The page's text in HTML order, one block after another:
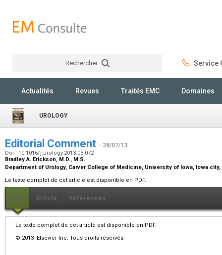
Rechercher Service
Actualités Revues Traités EMC Domaines
UROLOGY
Editorial Comment - 28/07/13
Doi : 10.1016/j.urology.2013.03.072
Bradley A. Erickson, M.D., M.S.
Department of Urology, Carver College of Medicine, University of Iowa, Iowa
Le texte complet de cet article est disponible en PDF.
PDF Article Références
Le texte complet de cet article est disponible en PDF.
© 2013 Elsevier Inc. Tous droits réservés.